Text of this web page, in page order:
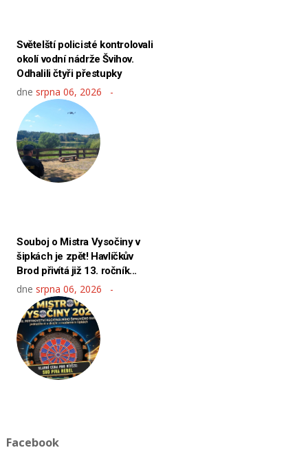
Světelští policisté kontrolovali
okolí vodní nádrže Švihov.
Odhalili čtyři přestupky
dne srpna 06, 2026
Souboj o Mistra Vysočiny v
šipkách je zpět! Havlíčkův
Brod přivítá již 13. ročník...
dne srpna 06, 2026
Facebook